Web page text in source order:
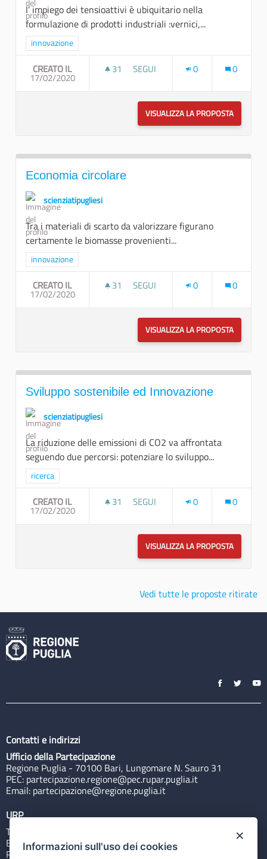
I’ impiego dei tensioattivi è ubiquitario nella
formulazione di prodotti industriali :vernici,...
Filtra i risultati per categoria: innovazione
innovazione
CREATO IL
17/02/2020
31 31 SOSTENITORI
SEGUI 0 0
VISUALIZZA LA PROPOSTA
Economia circolare
scienziatipugliesi
Tra i materiali di scarto da valorizzare figurano
certamente le biomasse provenienti...
Filtra i risultati per categoria: innovazione
innovazione
CREATO IL
17/02/2020
31 31 SOSTENITORI
SEGUI 0 0
VISUALIZZA LA PROPOSTA
Sviluppo sostenibile ed Innovazione
scienziatipugliesi
La riduzione delle emissioni di CO2 va affrontata
seguendo due percorsi: potenziare lo sviluppo...
Filtra i risultati per categoria: ricerca
ricerca
CREATO IL
17/02/2020
31 31 SOSTENITORI
SEGUI 0 0
VISUALIZZA LA PROPOSTA
Vedi tutte le proposte ritirate
Contatti e indirizzi
Ufficio della Partecipazione
Regione Puglia - 70100 Bari, Lungomare N. Sauro 31
PEC: partecipazione.regione@pec.rupar.puglia.it
Email: partecipazione@regione.puglia.it
URP
Tel: 800713939
Email:quiregione@regione.puglia.it
Rubrica
×
Informazioni sull'uso dei cookies